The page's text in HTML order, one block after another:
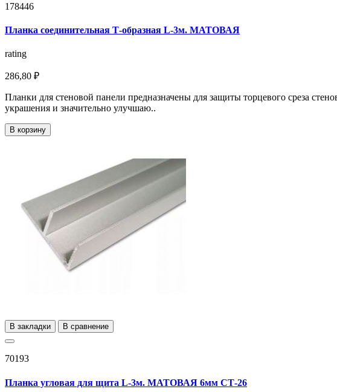
178446
Планка соединительная Т-образная L-3м. МАТОВАЯ
rating
286,80 ₽
Планки для стеновой панели предназначены для защиты торцевого среза
украшения и значительно улучшаю..
В корзину
В закладки В сравнение
70193
Планка угловая для щита L-3м. МАТОВАЯ 6мм СТ-26